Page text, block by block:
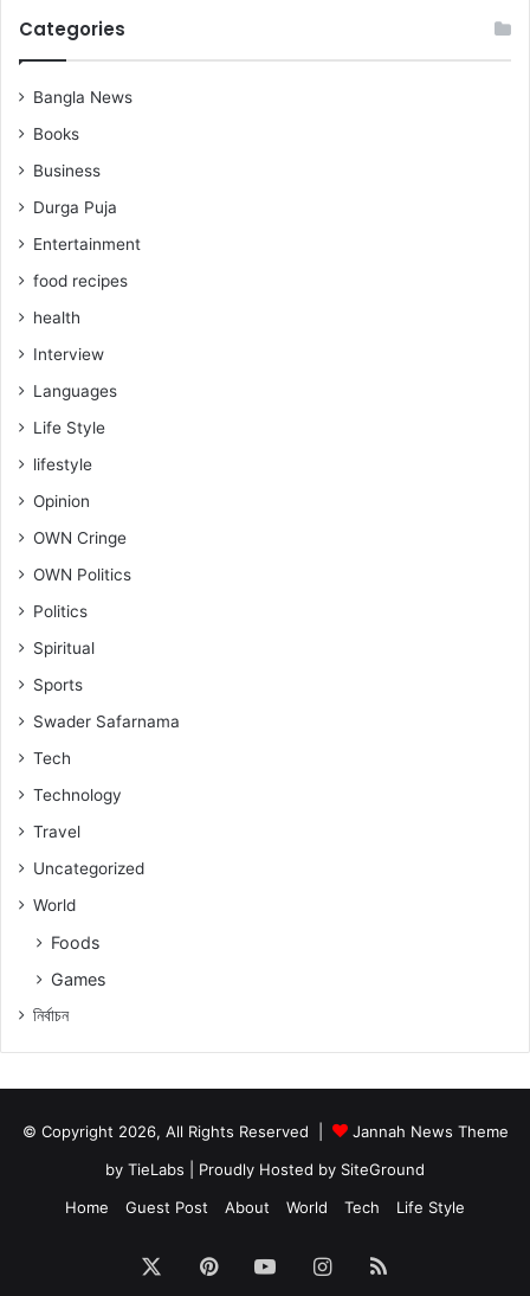
Categories
Bangla News
Books
Business
Durga Puja
Entertainment
food recipes
health
Interview
Languages
Life Style
lifestyle
Opinion
OWN Cringe
OWN Politics
Politics
Spiritual
Sports
Swader Safarnama
Tech
Technology
Travel
Uncategorized
World
Foods
Games
নিৰ্বাচন
© Copyright 2026, All Rights Reserved |
Jannah News Theme
by TieLabs | Proudly Hosted by SiteGround
Home
Guest Post About World Tech Life Style
PinterestYouTubeInstagram